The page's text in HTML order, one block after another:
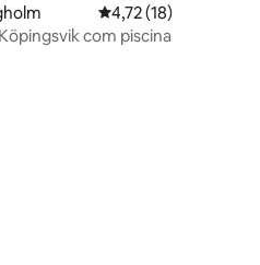
5, 49 avaliações4,72 de uma
4,72 (18)
com piscina